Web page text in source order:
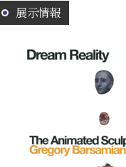
展示情報